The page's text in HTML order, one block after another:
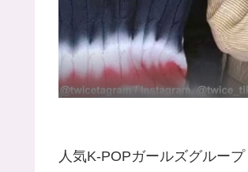
人気K-POPガールズグループ